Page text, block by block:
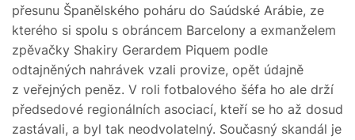
přesunu Španělského poháru do Saúdské Arábie, ze
kterého si spolu s obráncem Barcelony a exmanželem
zpěvačky Shakiry Gerardem Piquem podle
odtajněných nahrávek vzali provize, opět údajně
z veřejných peněz. V roli fotbalového šéfa ho ale drží
předsedové regionálních asociací, kteří se ho až dosud
zastávali, a byl tak neodvolatelný. Současný skandál je